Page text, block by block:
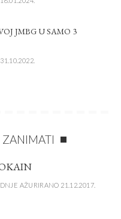
JMBG U SAMO 3
ZANIMATI
AŽURIRANO 21.12.2017.